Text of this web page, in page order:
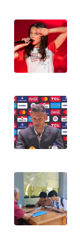
DISCLAIMER
Wahana
Regional
WN
SUMUT
WN
JAKARTA
WN
JABAR